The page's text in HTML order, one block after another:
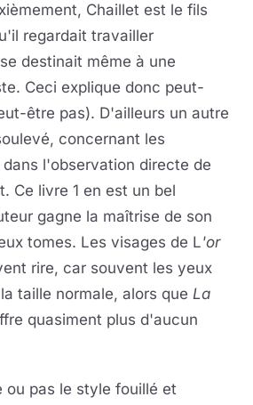
Chaillet est le fils
regardait travailler
destinait même à une
Ceci explique donc peut-
être pas). D'ailleurs un autre
concernant les
l'observation directe de
Ce livre 1 en est un bel
gagne la maîtrise de son
tomes. Les visages de L'or
rire, car souvent les yeux
taille normale, alors que La
quasiment plus d'aucun
ou pas le style fouillé et